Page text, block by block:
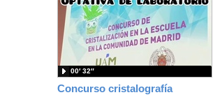
Concurso cristalografía
00′ 32″